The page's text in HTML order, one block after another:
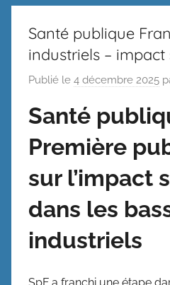
Santé publique
industriels –
Publié le 4 décembre 2025
Santé
Première
sur l’impact
dans les
industriels
SpF a franchi une étape